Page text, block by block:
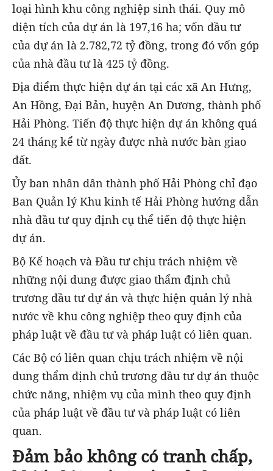
loại hình khu công nghiệp sinh thái. Quy mô
diện tích của dự án là 197,16 ha; vốn đầu tư
của dự án là 2.782,72 tỷ đồng, trong đó vốn góp
của nhà đầu tư là 425 tỷ đồng.
Địa điểm thực hiện dự án tại các xã An Hưng,
An Hồng, Đại Bản, huyện An Dương, thành phố
Hải Phòng. Tiến độ thực hiện dự án không quá
24 tháng kể từ ngày được nhà nước bàn giao
đất.
Ủy ban nhân dân thành phố Hải Phòng chỉ đạo
Ban Quản lý Khu kinh tế Hải Phòng hướng dẫn
nhà đầu tư quy định cụ thể tiến độ thực hiện
dự án.
Bộ Kế hoạch và Đầu tư chịu trách nhiệm về
những nội dung được giao thẩm định chủ
trương đầu tư dự án và thực hiện quản lý nhà
nước về khu công nghiệp theo quy định của
pháp luật về đầu tư và pháp luật có liên quan.
Các Bộ có liên quan chịu trách nhiệm về nội
dung thẩm định chủ trương đầu tư dự án thuộc
chức năng, nhiệm vụ của mình theo quy định
của pháp luật về đầu tư và pháp luật có liên
quan.
Đảm bảo không có tranh chấp,